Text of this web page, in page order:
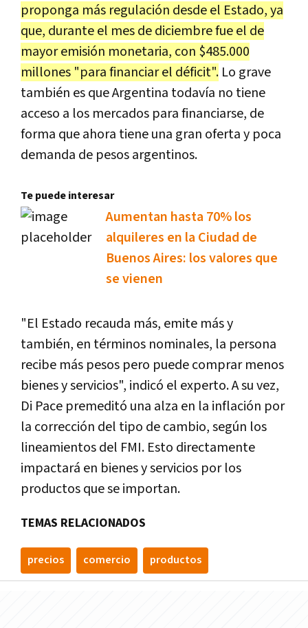
proponga más regulación desde el Estado, ya
que, durante el mes de diciembre fue el de
mayor emisión monetaria, con $485.000
millones "para financiar el déficit". Lo grave
también es que Argentina todavía no tiene
acceso a los mercados para financiarse, de
forma que ahora tiene una gran oferta y poca
demanda de pesos argentinos.
Te puede interesar
Aumentan hasta 70% los
alquileres en la Ciudad de
Buenos Aires: los valores que
se vienen
"El Estado recauda más, emite más y
también, en términos nominales, la persona
recibe más pesos pero puede comprar menos
bienes y servicios", indicó el experto. A su vez,
Di Pace premeditó una alza en la inflación por
la corrección del tipo de cambio, según los
lineamientos del FMI. Esto directamente
impactará en bienes y servicios por los
productos que se importan.
TEMAS RELACIONADOS
precios comercio productos